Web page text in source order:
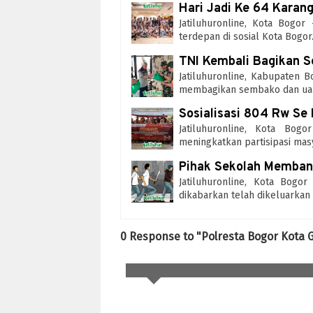
Hari Jadi Ke 64
Jatiluhuronline, Kota Bogor
terdepan di sosial Kota
TNI Kembali Bagikan
Jatiluhuronline, Kabupaten
membagikan sembako dan
Sosialisasi 804 Rw Se
Jatiluhuronline, Kota
meningkatkan partisipasi
Pihak Sekolah
Jatiluhuronline, Kota
dikabarkan telah dikeluarkan
0 Response to "Polresta Bogor Kota